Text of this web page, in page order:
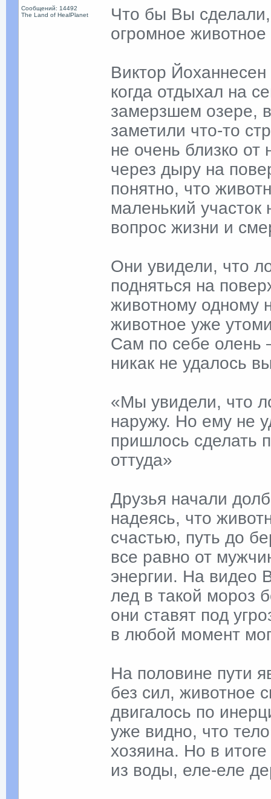
Сообщений: 14492
The Land of HealPlanet
Что бы Вы
огромное
Виктор
когда отдыхал на
замерзшем озере,
заметили что-то
не очень близко
через дыру на
понятно, что
маленький
вопрос жизни и
Они увидели, что
подняться на
животному одному
животное уже
Сам по себе олень
никак не удалось
«Мы увидели, что
наружу. Но ему не
пришлось сделать
оттуда»
Друзья начали
надеясь, что
счастью, путь до
все равно от
энергии. На видео
лед в такой мороз
они ставят под
в любой момент
На половине пути
без сил, животное
двигалось по
уже видно, что
хозяина. Но в
из воды, еле-еле